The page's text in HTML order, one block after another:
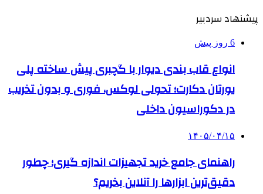
پیشنهاد سردبیر
6 روز پیش
انواع قاب بندی دیوار با گچبری پیش ساخته پلی
یورتان دکارت؛ تحولی لوکس، فوری و بدون تخریب
در دکوراسیون داخلی
۱۴۰۵/۰۴/۱۵
راهنمای جامع خرید تجهیزات اندازه گیری؛ چطور
دقیق‌ترین ابزارها را آنلاین بخریم؟